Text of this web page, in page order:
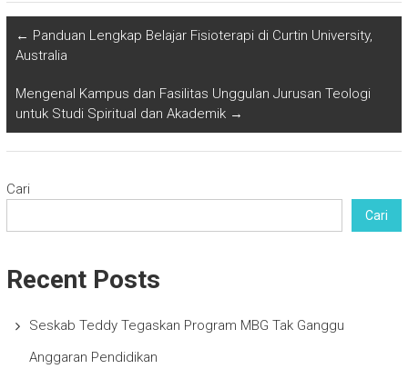
← Panduan Lengkap Belajar Fisioterapi di Curtin University,
Australia
Mengenal Kampus dan Fasilitas Unggulan Jurusan Teologi
untuk Studi Spiritual dan Akademik →
Cari
Cari
Recent Posts
Seskab Teddy Tegaskan Program MBG Tak Ganggu
Anggaran Pendidikan